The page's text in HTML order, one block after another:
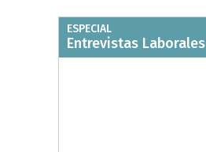
ESPECIAL
Entrevistas Laborales